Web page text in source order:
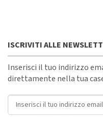
ISCRIVITI ALLE
Inserisci il tuo indirizzo
direttamente nella tua
Indirizzo email